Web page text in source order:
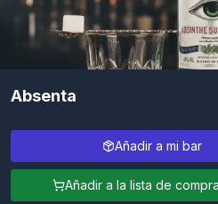
Absenta
Añadir a mi bar
Añadir a la lista de compra